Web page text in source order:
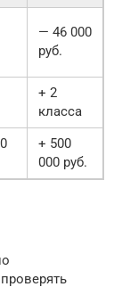
— 46 000
руб.
+ 2
класса
+ 500
000 руб.